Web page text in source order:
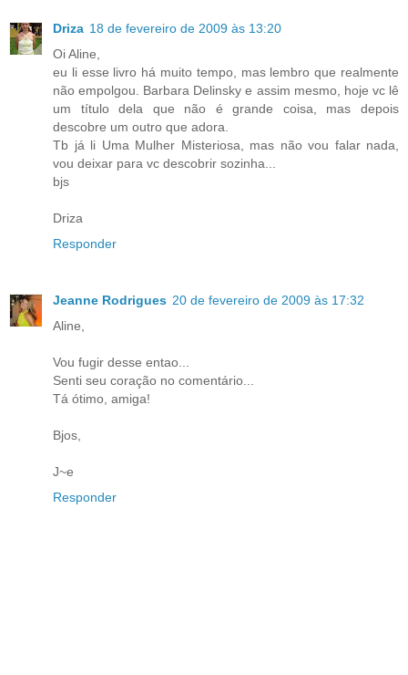
Driza 18 de fevereiro de 2009 às 13:20
Oi Aline,
eu li esse livro há muito tempo, mas lembro que realmente
não empolgou. Barbara Delinsky e assim mesmo, hoje vc lê
um título dela que não é grande coisa, mas depois
descobre um outro que adora.
Tb já li Uma Mulher Misteriosa, mas não vou falar nada,
vou deixar para vc descobrir sozinha...
bjs
Driza
Responder
Jeanne Rodrigues 20 de fevereiro de 2009 às 17:32
Aline,
Vou fugir desse entao...
Senti seu coração no comentário...
Tá ótimo, amiga!
Bjos,
J~e
Responder